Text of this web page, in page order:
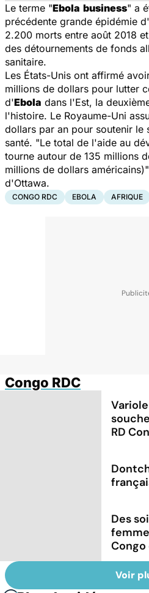
Le terme "Ebola business" a
précédente grande épidémie d'
2.200 morts entre août 2018
des détournements de fonds
sanitaire.
Les États-Unis ont affirmé
millions de dollars pour lutter
d'Ebola dans l'Est, la
l'histoire. Le Royaume-Uni
dollars par an pour soutenir le
santé. "Le total de l'aide au
tourne autour de 135 millions
millions de dollars américains)"
d'Ottawa.
CONGO RDC EBOLA AFRIQUE
Congo RDC
RD
Des
Congo
Voir